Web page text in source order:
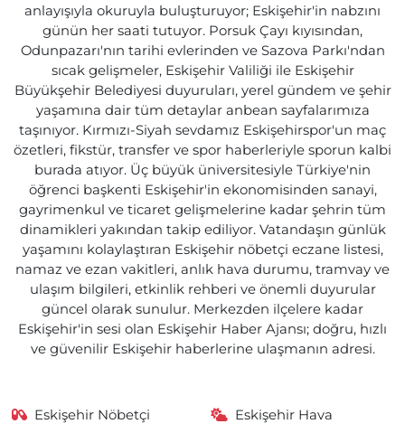
anlayışıyla okuruyla buluşturuyor; Eskişehir'in nabzını
günün her saati tutuyor. Porsuk Çayı kıyısından,
Odunpazarı'nın tarihi evlerinden ve Sazova Parkı'ndan
sıcak gelişmeler, Eskişehir Valiliği ile Eskişehir
Büyükşehir Belediyesi duyuruları, yerel gündem ve şehir
yaşamına dair tüm detaylar anbean sayfalarımıza
taşınıyor. Kırmızı-Siyah sevdamız Eskişehirspor'un maç
özetleri, fikstür, transfer ve spor haberleriyle sporun kalbi
burada atıyor. Üç büyük üniversitesiyle Türkiye'nin
öğrenci başkenti Eskişehir'in ekonomisinden sanayi,
gayrimenkul ve ticaret gelişmelerine kadar şehrin tüm
dinamikleri yakından takip ediliyor. Vatandaşın günlük
yaşamını kolaylaştıran Eskişehir nöbetçi eczane listesi,
namaz ve ezan vakitleri, anlık hava durumu, tramvay ve
ulaşım bilgileri, etkinlik rehberi ve önemli duyurular
güncel olarak sunulur. Merkezden ilçelere kadar
Eskişehir'in sesi olan Eskişehir Haber Ajansı; doğru, hızlı
ve güvenilir Eskişehir haberlerine ulaşmanın adresi.
Eskişehir Nöbetçi
Eskişehir Hava